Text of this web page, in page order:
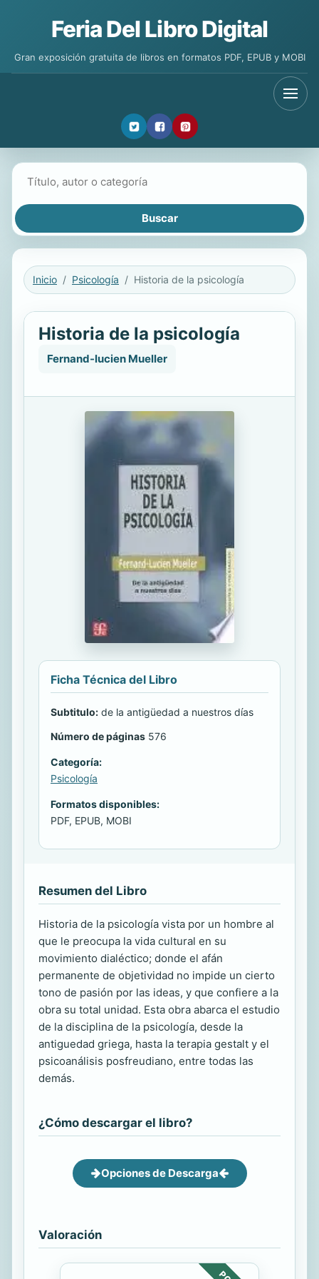
Feria Del Libro Digital
Gran exposición gratuita de libros en formatos PDF, EPUB y MOBI
Inicio Psicología Historia de la psicología
Historia de la psicología
Fernand-lucien Mueller
Ficha Técnica del Libro
Subtitulo: de la antigüedad a nuestros días
Número de páginas 576
Categoría:
Psicología
Formatos disponibles:
PDF, EPUB, MOBI
Resumen del Libro
Historia de la psicología vista por un hombre al
que le preocupa la vida cultural en su
movimiento dialéctico; donde el afán
permanente de objetividad no impide un cierto
tono de pasión por las ideas, y que confiere a la
obra su total unidad. Esta obra abarca el estudio
de la disciplina de la psicología, desde la
antiguedad griega, hasta la terapia gestalt y el
psicoanálisis posfreudiano, entre todas las
demás.
¿Cómo descargar el libro?
Opciones de Descarga
Valoración